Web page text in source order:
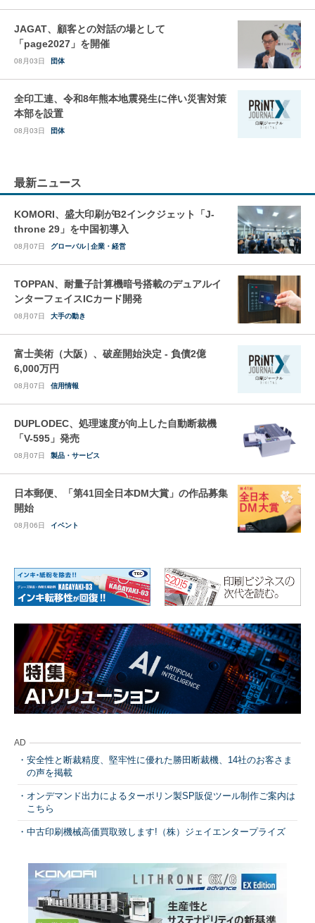
JAGAT、顧客との対話の場として
「page2027」を開催
08月03日 団体
全印工連、令和8年熊本地震発生に伴い災害対策
本部を設置
08月03日 団体
最新ニュース
KOMORI、盛大印刷がB2インクジェット「J-
throne 29」を中国初導入
08月07日 グローバル 企業・経営
TOPPAN、耐量子計算機暗号搭載のデュアルイ
ンターフェイスICカード開発
08月07日 大手の動き
富士美術（大阪）、破産開始決定 - 負債2億
6,000万円
08月07日 信用情報
DUPLODEC、処理速度が向上した自動断裁機
「V-595」発売
08月07日 製品・サービス
日本郵便、「第41回全日本DM大賞」の作品募集
開始
08月06日 イベント
AD
安全性と断裁精度、堅牢性に優れた勝田断裁機、14社のお客さま
の声を掲載
オンデマンド出力によるターポリン製SP販促ツール制作ご案内は
こちら
中古印刷機械高価買取致します!（株）ジェイエンタープライズ